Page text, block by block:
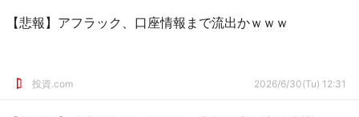
【悲報】アフラック、口座情報まで流出かｗｗｗ
投資.com 2026/6/30(Tu) 12:31